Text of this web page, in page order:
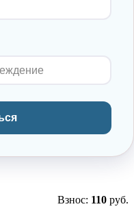
Взнос:110
результатов
Взнос: 110 руб.